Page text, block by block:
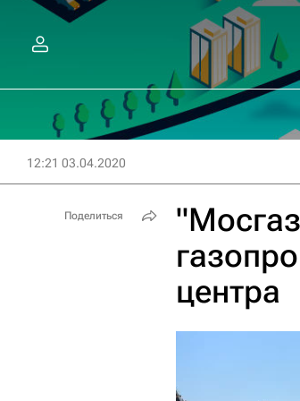
12:21 03.04.2020
центра
Поделиться